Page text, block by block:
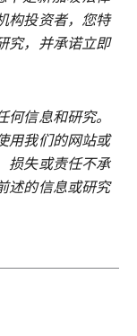
构投资者，您特
究，并承诺立即
信息和研究。
用我们的网站或
损失或责任不承
述的信息或研究